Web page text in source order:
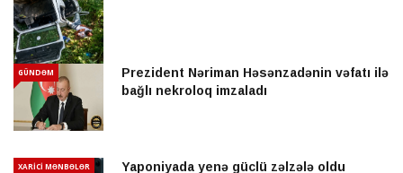
GÜNDƏM
Prezident Nəriman Həsənzadənin vəfatı ilə
bağlı nekroloq imzaladı
XARİCİ MƏNBƏLƏR Yaponiyada yenə güclü zəlzələ oldu